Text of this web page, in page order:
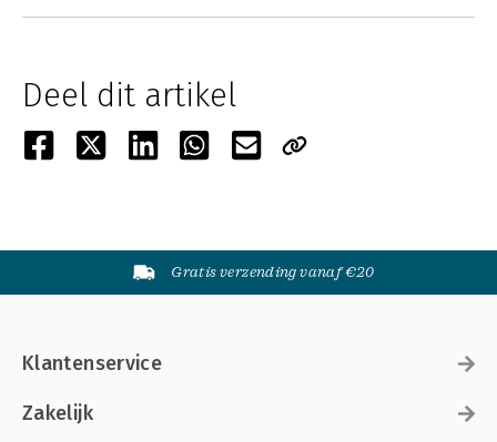
Deel dit artikel
Gratis verzending vanaf €20
Klantenservice
Zakelijk